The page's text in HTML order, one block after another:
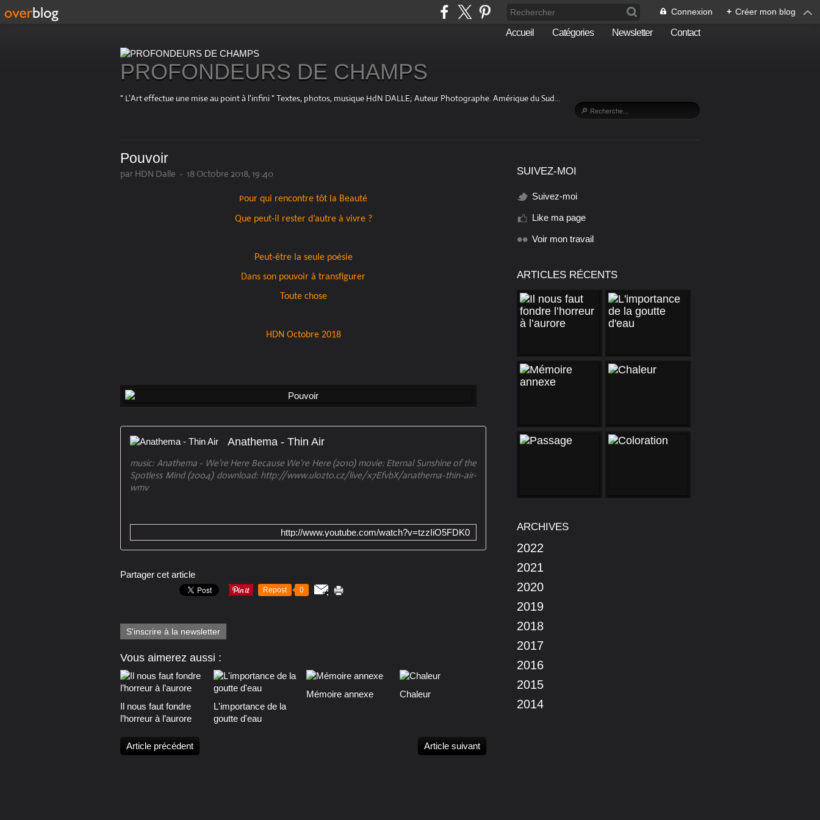
Connexion + Créer mon blog
Accueil Catégories Newsletter Contact
PROFONDEURS DE CHAMPS
" L'Art effectue une mise au point à l'infini " Textes, photos, musique HdN DALLE; Auteur Photographe. Amérique du Sud…
Pouvoir
par HDN Dalle - 18 Octobre 2018, 19:40
Pour qui rencontre tôt la Beauté
Que peut-il rester d’autre à vivre ?
Peut-être la seule poésie
Dans son pouvoir à transfigurer
Toute chose
HDN Octobre 2018
Anathema - Thin Air
music: Anathema - We're Here Because We're Here (2010) movie: Eternal Sunshine of the
Spotless Mind (2004) download: http://www.ulozto.cz/live/x7EfvbX/anathema-thin-air-
wmv
http://www.youtube.com/watch?v=tzzIiO5FDK0
Partager cet article
Repost 0
S'inscrire à la newsletter
Vous aimerez aussi :
Il nous faut fondre
l’horreur à l’aurore
L'importance de la
goutte d'eau
Mémoire annexe Chaleur
Article précédent Article suivant
SUIVEZ-MOI
Suivez-moi
Like ma page
Voir mon travail
ARTICLES RÉCENTS
ARCHIVES
2022
2021
2020
2019
2018
2017
2016
2015
2014